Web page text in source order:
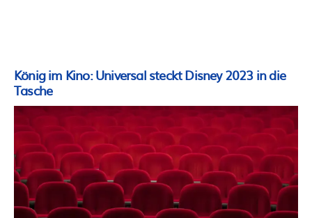
König im Kino: Universal steckt Disney 2023 in die
Tasche